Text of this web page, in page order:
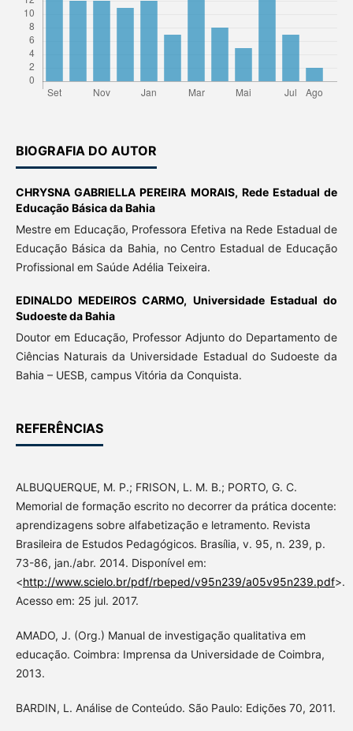
BIOGRAFIA DO AUTOR
CHRYSNA GABRIELLA PEREIRA MORAIS, Rede Estadual de
Educação Básica da Bahia
Mestre em Educação, Professora Efetiva na Rede Estadual de
Educação Básica da Bahia, no Centro Estadual de Educação
Profissional em Saúde Adélia Teixeira.
EDINALDO MEDEIROS CARMO, Universidade Estadual do
Sudoeste da Bahia
Doutor em Educação, Professor Adjunto do Departamento de
Ciências Naturais da Universidade Estadual do Sudoeste da
Bahia – UESB, campus Vitória da Conquista.
REFERÊNCIAS
ALBUQUERQUE, M. P.; FRISON, L. M. B.; PORTO, G. C.
Memorial de formação escrito no decorrer da prática docente:
aprendizagens sobre alfabetização e letramento. Revista
Brasileira de Estudos Pedagógicos. Brasília, v. 95, n. 239, p.
73-86, jan./abr. 2014. Disponível em:
<http://www.scielo.br/pdf/rbeped/v95n239/a05v95n239.pdf>.
Acesso em: 25 jul. 2017.
AMADO, J. (Org.) Manual de investigação qualitativa em
educação. Coimbra: Imprensa da Universidade de Coimbra,
2013.
BARDIN, L. Análise de Conteúdo. São Paulo: Edições 70, 2011.